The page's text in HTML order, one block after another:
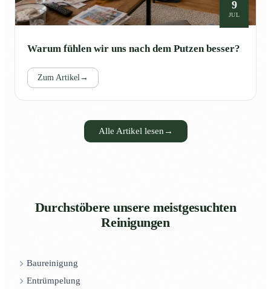
9
JUL
Warum fühlen wir uns nach dem Putzen besser?
Zum Artikel→
Alle Artikel lesen →
Durchstöbere unsere meistgesuchten
Reinigungen
Baureinigung
Entrümpelung